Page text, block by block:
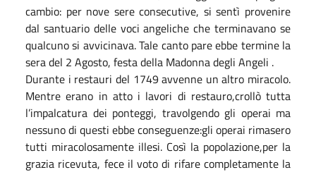
cambio: per nove sere consecutive, si sentì provenire
dal santuario delle voci angeliche che terminavano se
qualcuno si avvicinava. Tale canto pare ebbe termine la
sera del 2 Agosto, festa della Madonna degli Angeli .
Durante i restauri del 1749 avvenne un altro miracolo.
Mentre erano in atto i lavori di restauro,crollò tutta
l’impalcatura dei ponteggi, travolgendo gli operai ma
nessuno di questi ebbe conseguenze:gli operai rimasero
tutti miracolosamente illesi. Così la popolazione,per la
grazia ricevuta, fece il voto di rifare completamente la